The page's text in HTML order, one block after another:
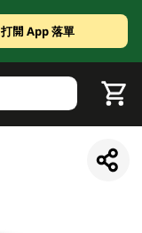
打開 App 落單